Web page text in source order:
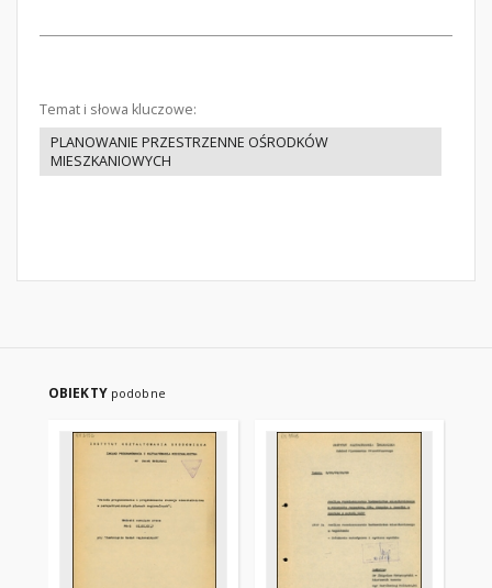
Temat i słowa kluczowe:
PLANOWANIE PRZESTRZENNE OŚRODKÓW
MIESZKANIOWYCH
OBIEKTY podobne